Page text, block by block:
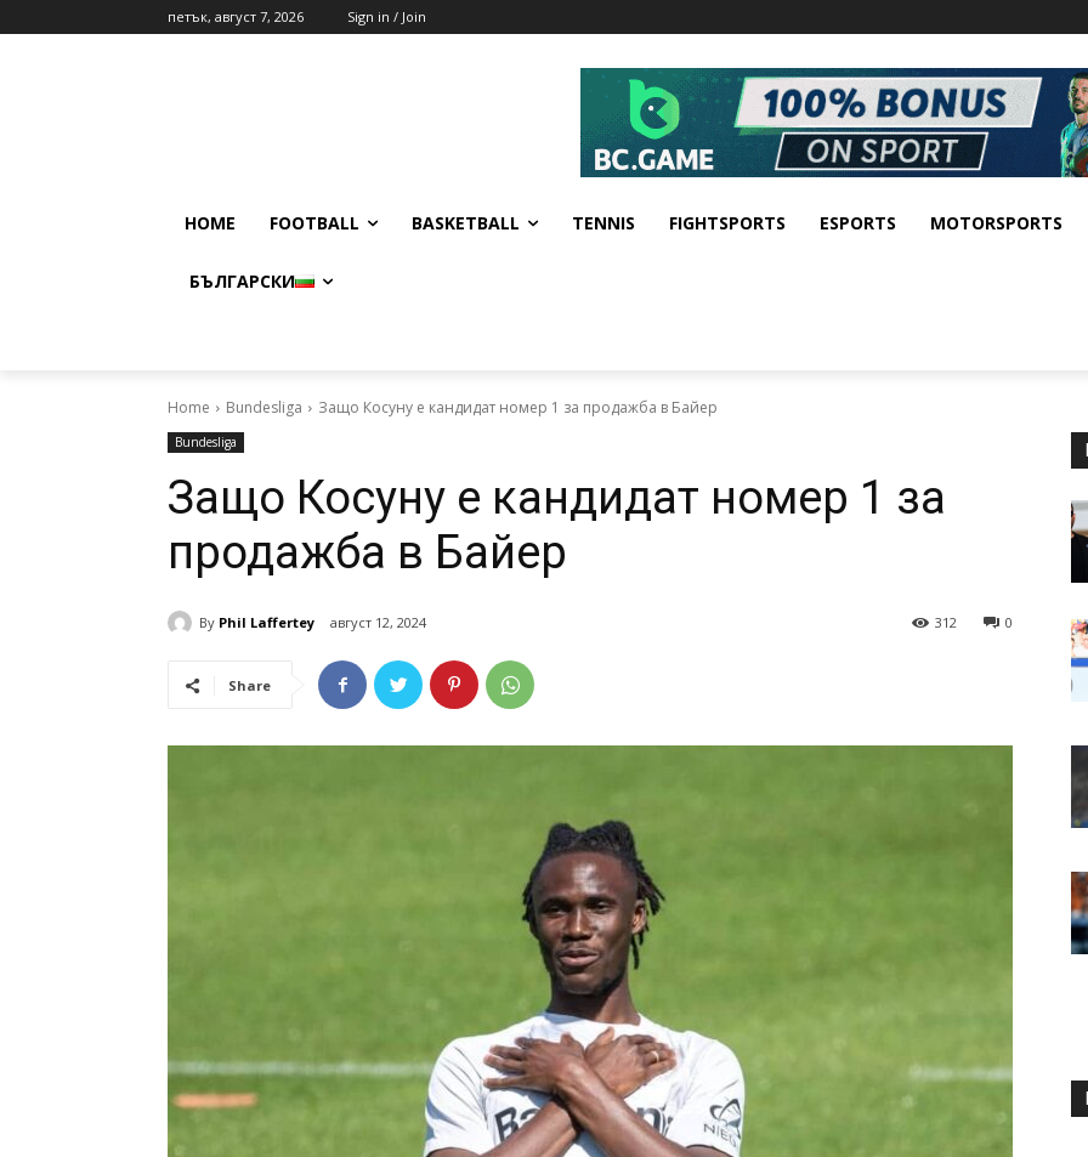
петък, август 7, 2026 Sign in / Join
HOME FOOTBALL BASKETBALL TENNIS FIGHTSPORTS ESPORTS MOTORSPORTS
БЪЛГАРСКИ
Home Bundesliga Защо Косуну е кандидат номер 1 за продажба в Байер
Bundesliga
Защо Косуну е кандидат номер 1 за
продажба в Байер
By Phil Laffertey август 12, 2024 0
312
Share